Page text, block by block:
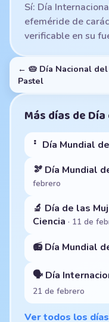
Sí: Día
efeméride de
verificable en su
← 🥧 Día Nacional del
Pastel
Más días de
⠃ Día Mundial
🫘 Día Mundial
febrero
🔬 Día de las
Ciencia · 11 de
📻 Día Mundial
🗣️ Día
21 de febrero
Ver todos los